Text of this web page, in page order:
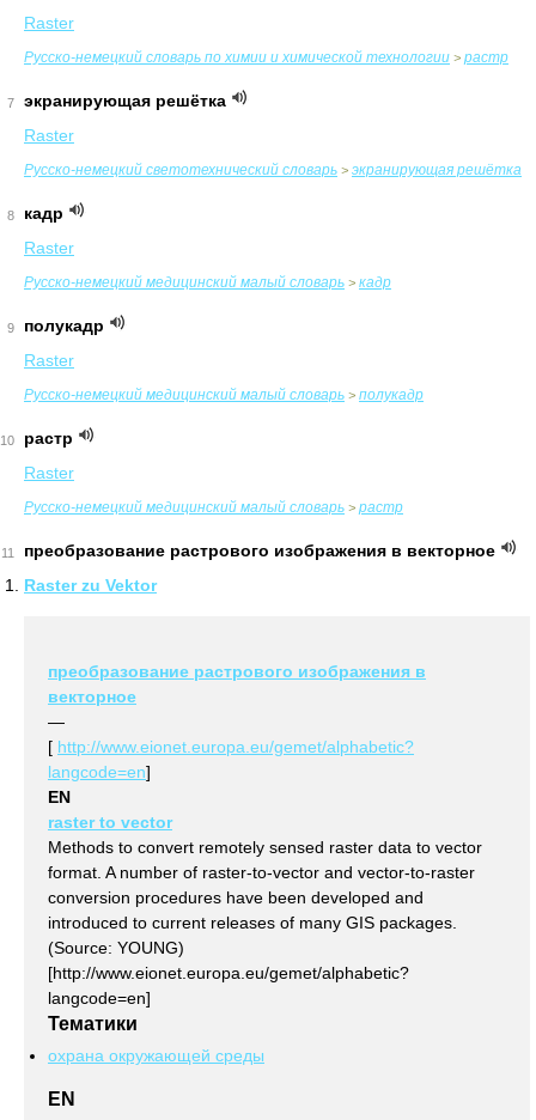
Raster
Русско-немецкий словарь по химии и химической технологии > растр
7
экранирующая решётка
Raster
Русско-немецкий светотехнический словарь > экранирующая решётка
8
кадр
Raster
Руccко-немецкий медицинский малый словарь > кадр
9
полукадр
Raster
Руccко-немецкий медицинский малый словарь > полукадр
10
растр
Raster
Руccко-немецкий медицинский малый словарь > растр
11
преобразование растрового изображения в векторное
Raster zu Vektor
преобразование растрового изображения в
векторное
—
[ http://www.eionet.europa.eu/gemet/alphabetic?
langcode=en]
EN
raster to vector
Methods to convert remotely sensed raster data to vector
format. A number of raster-to-vector and vector-to-raster
conversion procedures have been developed and
introduced to current releases of many GIS packages.
(Source: YOUNG)
[http://www.eionet.europa.eu/gemet/alphabetic?
langcode=en]
Тематики
охрана окружающей среды
EN